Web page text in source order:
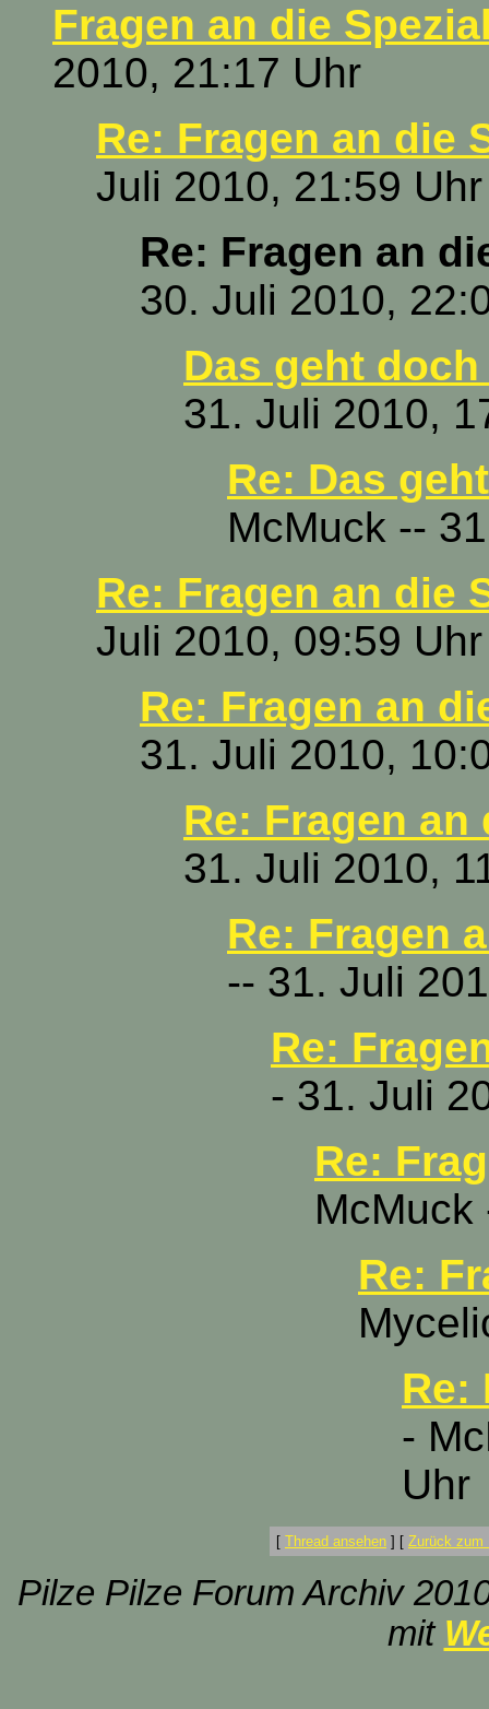
Fragen an die
2010, 21:17 Uhr
Re: Fragen an die
Juli 2010, 21:59 Uhr
Re: Fragen an
30. Juli 2010,
Das geht
31. Juli 2010,
Re: Das
McMuck --
Re: Fragen an die
Juli 2010, 09:59 Uhr
Re: Fragen an
31. Juli 2010,
Re: Fragen
31. Juli 2010,
Re: Fragen
-- 31. Juli
Re:
- 31. Juli
Re:
Re:
Re:
-
Uhr
[ Thread ansehen ] [ Zurück zum
Pilze Pilze Forum Archiv
mit